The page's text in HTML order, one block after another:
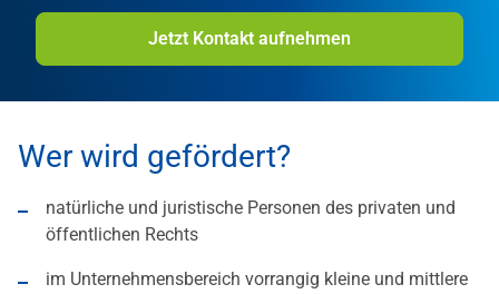
Jetzt Kontakt aufnehmen
Wer wird gefördert?
natürliche und juristische Personen des privaten und
öffentlichen Rechts
im Unternehmensbereich vorrangig kleine und mittlere